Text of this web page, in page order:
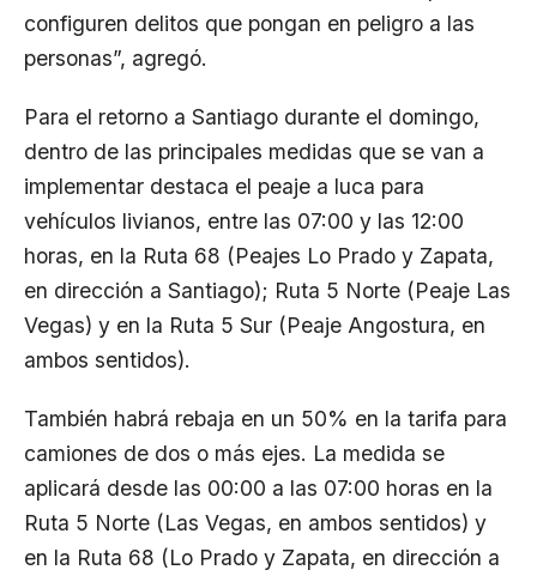
configuren delitos que pongan en peligro a las
personas”, agregó.
Para el retorno a Santiago durante el domingo,
dentro de las principales medidas que se van a
implementar destaca el peaje a luca para
vehículos livianos, entre las 07:00 y las 12:00
horas, en la Ruta 68 (Peajes Lo Prado y Zapata,
en dirección a Santiago); Ruta 5 Norte (Peaje Las
Vegas) y en la Ruta 5 Sur (Peaje Angostura, en
ambos sentidos).
También habrá rebaja en un 50% en la tarifa para
camiones de dos o más ejes. La medida se
aplicará desde las 00:00 a las 07:00 horas en la
Ruta 5 Norte (Las Vegas, en ambos sentidos) y
en la Ruta 68 (Lo Prado y Zapata, en dirección a